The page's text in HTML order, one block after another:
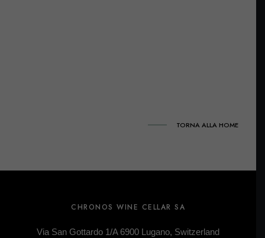
TORNA ALLA HOME
CHRONOS WINE CELLAR SA
Via San Gottardo 1/A 6900 Lugano, Switzerland